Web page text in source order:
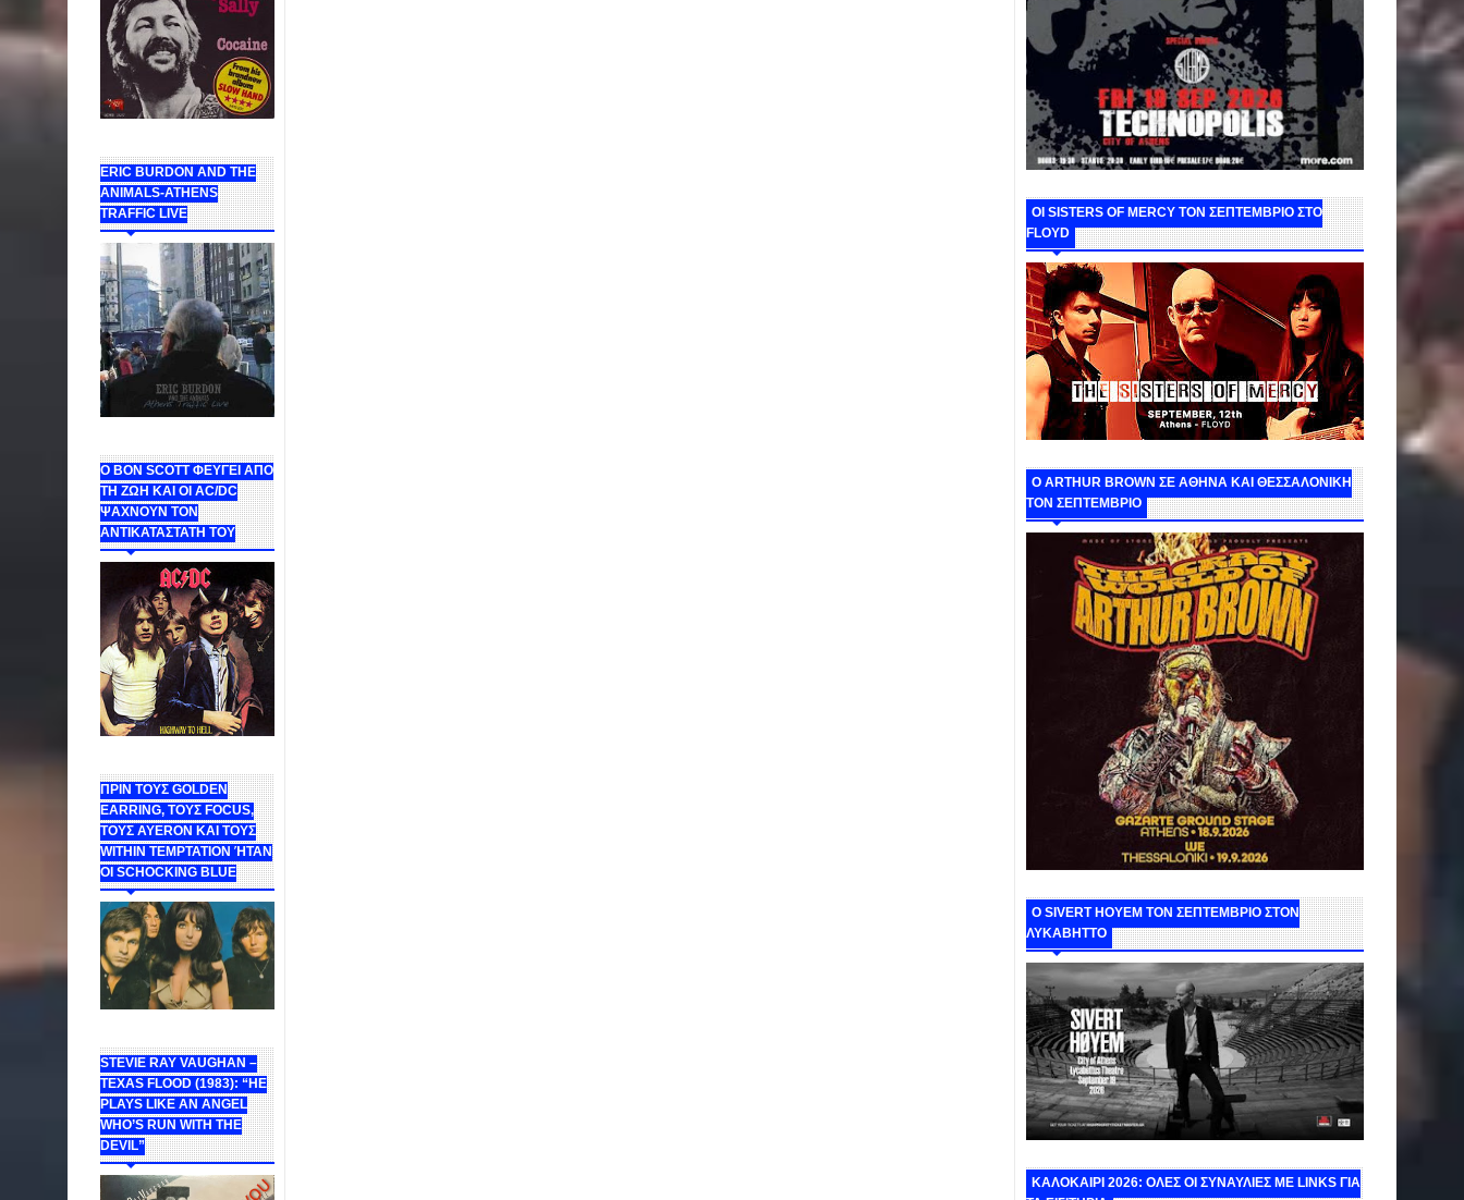
ERIC BURDON AND THE
ANIMALS-ATHENS
TRAFFIC LIVE
Ο BON SCOTT ΦΕΥΓΕΙ ΑΠΟ
ΤΗ ΖΩΗ ΚΑΙ ΟΙ AC/DC
ΨΑΧΝΟΥΝ ΤΟΝ
ΑΝΤΙΚΑΤΑΣΤΑΤΗ ΤΟΥ
ΠΡΙΝ ΤΟΥΣ GOLDEN
EARRING, ΤΟΥΣ FOCUS,
ΤΟΥΣ ΑΥΕROΝ ΚΑΙ ΤΟΥΣ
WITHIN TEMPTATION ΉΤΑΝ
ΟΙ SCHOCKING BLUE
STEVIE RAY VAUGHAN –
TEXAS FLOOD (1983): “HE
PLAYS LIKE AN ANGEL
WHO’S RUN WITH THE
DEVIL”
ΟΙ SISTERS OF MERCY ΤΟΝ ΣΕΠΤΕΜΒΡΙΟ ΣΤΟ
FLOYD
O ARTHUR BROWN ΣΕ ΑΘΗΝΑ ΚΑΙ ΘΕΣΣΑΛΟΝΙΚΗ
ΤΟΝ ΣΕΠΤΕΜΒΡΙΟ
Ο SIVERT HOYEM ΤΟΝ ΣΕΠΤΕΜΒΡΙΟ ΣΤΟΝ
ΛΥΚΑΒΗΤΤΟ
ΚΑΛΟΚΑΙΡΙ 2026: ΟΛΕΣ ΟΙ ΣΥΝΑΥΛΙΕΣ ΜΕ LINKS ΓΙΑ